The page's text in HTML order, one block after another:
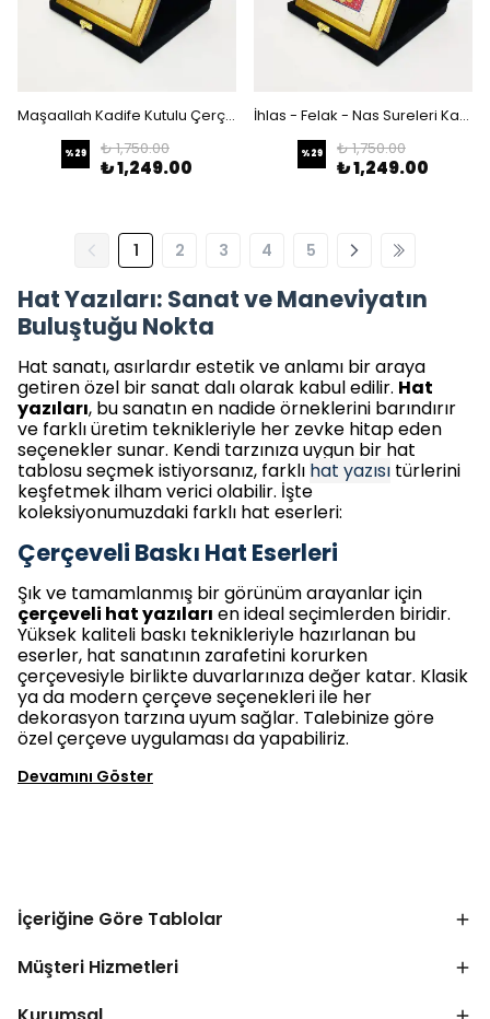
Maşaallah Kadife Kutulu Çerçeveli Tablo
%29 ₺ 1,750.00
₺ 1,249.00
İhlas - Felak - Nas Sureleri Kadife Kutulu Çerçeveli Tablo
%29 ₺ 1,750.00
₺ 1,249.00
1 2 3 4 5
Hat Yazıları: Sanat ve Maneviyatın
Buluştuğu Nokta
Hat sanatı, asırlardır estetik ve anlamı bir araya
getiren özel bir sanat dalı olarak kabul edilir. Hat
yazıları, bu sanatın en nadide örneklerini barındırır
ve farklı üretim teknikleriyle her zevke hitap eden
seçenekler sunar. Kendi tarzınıza uygun bir hat
tablosu seçmek istiyorsanız, farklı hat yazısı türlerini
keşfetmek ilham verici olabilir. İşte
koleksiyonumuzdaki farklı hat eserleri:
Çerçeveli Baskı Hat Eserleri
Şık ve tamamlanmış bir görünüm arayanlar için
çerçeveli hat yazıları en ideal seçimlerden biridir.
Yüksek kaliteli baskı teknikleriyle hazırlanan bu
eserler, hat sanatının zarafetini korurken
çerçevesiyle birlikte duvarlarınıza değer katar. Klasik
ya da modern çerçeve seçenekleri ile her
dekorasyon tarzına uyum sağlar. Talebinize göre
özel çerçeve uygulaması da yapabiliriz.
Devamını Göster
İçeriğine Göre Tablolar
Müşteri Hizmetleri